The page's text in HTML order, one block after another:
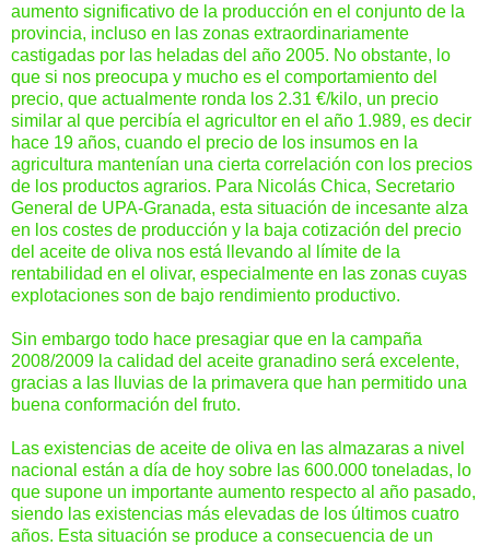
aumento significativo de la producción en el conjunto de la
provincia, incluso en las zonas extraordinariamente
castigadas por las heladas del año 2005. No obstante, lo
que si nos preocupa y mucho es el comportamiento del
precio, que actualmente ronda los 2.31 €/kilo, un precio
similar al que percibía el agricultor en el año 1.989, es decir
hace 19 años, cuando el precio de los insumos en la
agricultura mantenían una cierta correlación con los precios
de los productos agrarios. Para Nicolás Chica, Secretario
General de UPA-Granada, esta situación de incesante alza
en los costes de producción y la baja cotización del precio
del aceite de oliva nos está llevando al límite de la
rentabilidad en el olivar, especialmente en las zonas cuyas
explotaciones son de bajo rendimiento productivo.
Sin embargo todo hace presagiar que en la campaña
2008/2009 la calidad del aceite granadino será excelente,
gracias a las lluvias de la primavera que han permitido una
buena conformación del fruto.
Las existencias de aceite de oliva en las almazaras a nivel
nacional están a día de hoy sobre las 600.000 toneladas, lo
que supone un importante aumento respecto al año pasado,
siendo las existencias más elevadas de los últimos cuatro
años. Esta situación se produce a consecuencia de un